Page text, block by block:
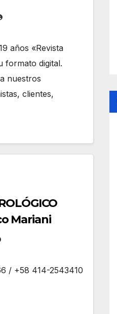
años «Revista
formato digital.
nuestros
clientes,
Mariani
/ +58 414-2543410